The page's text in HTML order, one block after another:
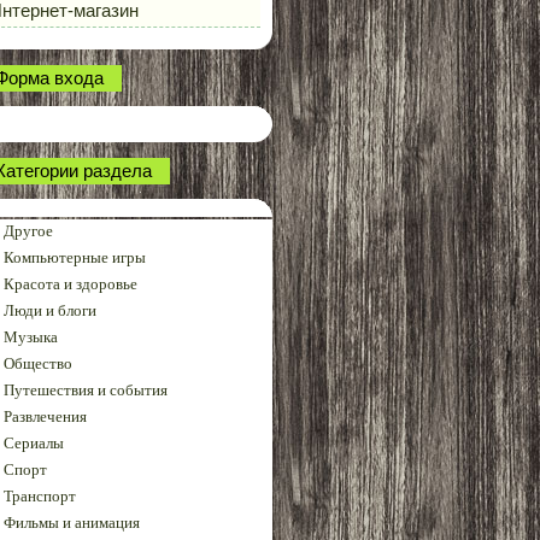
магазин
входа
раздела
Другое
Компьютерные игры
Красота и здоровье
Люди и блоги
Музыка
Общество
Путешествия и события
Развлечения
Сериалы
Спорт
Транспорт
Фильмы и анимация